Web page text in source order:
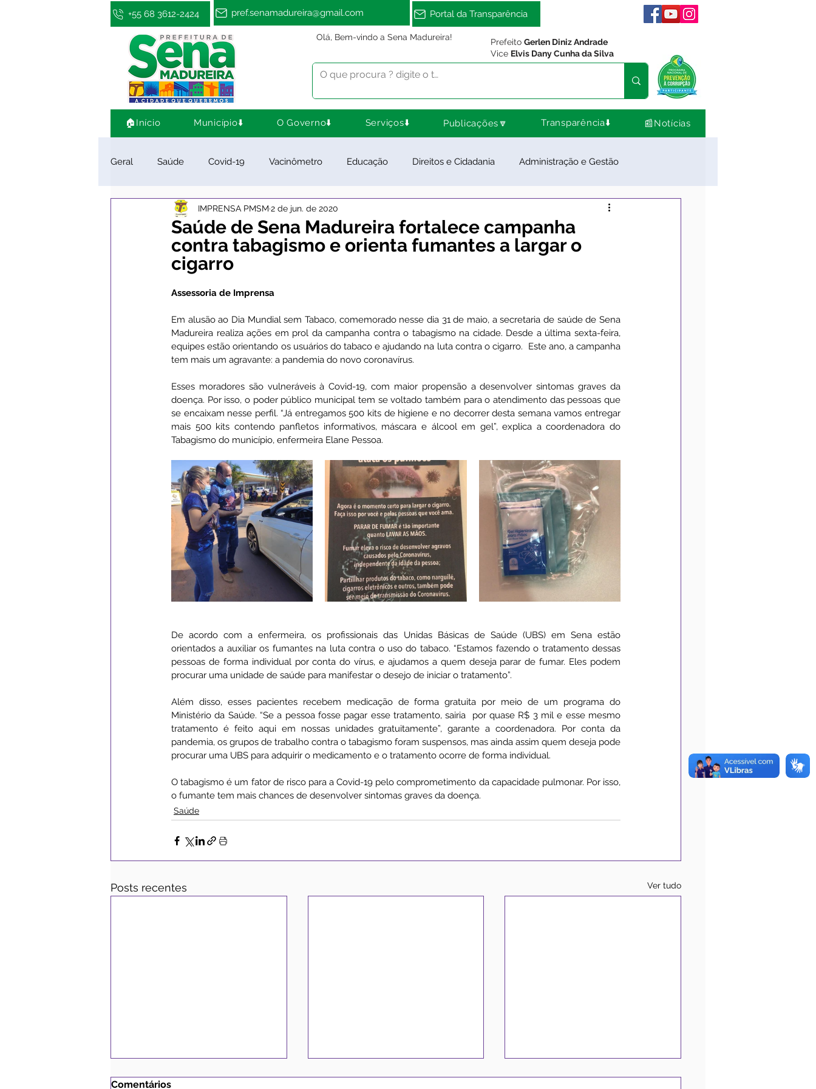
+55 68 3612-2424 pref.senamadureira@gmail.com Portal da Transparência
Olá, Bem-vindo a Sena Madureira! Prefeito Gerlen Diniz Andrade
Vice Elvis Dany Cunha da Silva
🏠Início Município⬇️ O Governo⬇️ Serviços⬇️ Publicações🔽 Transparência⬇️ 📰Notícias
Geral Saúde Covid-19 Vacinômetro Educação Direitos e Cidadania Administração e Gestão
Infraestrutura e Obras Cultura Esporte e Lazer Comunidade
Limpeza e Zeladoria Convênios e Parcerias Nota de Pesar
Institucional e Governo Assistência Social Convites e Informativos
Serviços Urbanos ExpoSena 2022 Licitações
Saúde de Sena Madureira fortalece campanha
contra tabagismo e orienta fumantes a largar o
cigarro
IMPRENSA PMSM 2 de jun. de 2020
Assessoria de Imprensa
Em alusão ao Dia Mundial sem Tabaco, comemorado nesse dia 31 de maio, a secretaria de saúde de Sena
Madureira realiza ações em prol da campanha contra o tabagismo na cidade. Desde a última sexta-feira,
equipes estão orientando os usuários do tabaco e ajudando na luta contra o cigarro.  Este ano, a campanha
tem mais um agravante: a pandemia do novo coronavírus.
Esses moradores são vulneráveis à Covid-19, com maior propensão a desenvolver sintomas graves da
doença. Por isso, o poder público municipal tem se voltado também para o atendimento das pessoas que
se encaixam nesse perfil. “Já entregamos 500 kits de higiene e no decorrer desta semana vamos entregar
mais 500 kits contendo panfletos informativos, máscara e álcool em gel”, explica a coordenadora do
Tabagismo do município, enfermeira Elane Pessoa.
De acordo com a enfermeira, os profissionais das Unidas Básicas de Saúde (UBS) em Sena estão
orientados a auxiliar os fumantes na luta contra o uso do tabaco. “Estamos fazendo o tratamento dessas
pessoas de forma individual por conta do vírus, e ajudamos a quem deseja parar de fumar. Eles podem
procurar uma unidade de saúde para manifestar o desejo de iniciar o tratamento”.
Além disso, esses pacientes recebem medicação de forma gratuita por meio de um programa do
Ministério da Saúde. “Se a pessoa fosse pagar esse tratamento, sairia  por quase R$ 3 mil e esse mesmo
tratamento é feito aqui em nossas unidades gratuitamente”, garante a coordenadora. Por conta da
pandemia, os grupos de trabalho contra o tabagismo foram suspensos, mas ainda assim quem deseja pode
procurar uma UBS para adquirir o medicamento e o tratamento ocorre de forma individual.
O tabagismo é um fator de risco para a Covid-19 pelo comprometimento da capacidade pulmonar. Por isso,
o fumante tem mais chances de desenvolver sintomas graves da doença.
Saúde
Posts recentes Ver tudo
Comentários